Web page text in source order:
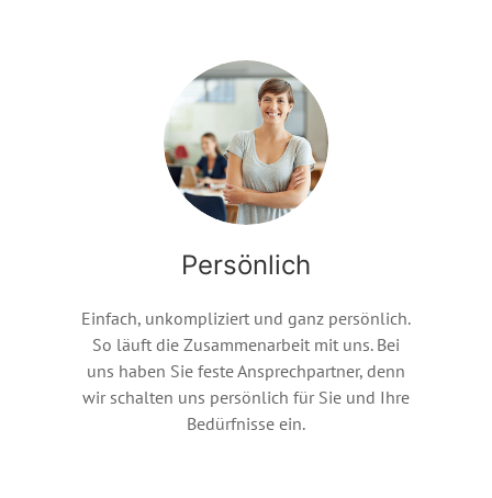
Persönlich
Einfach, unkompliziert und ganz persönlich.
So läuft die Zusammenarbeit mit uns. Bei
uns haben Sie feste Ansprechpartner, denn
wir schalten uns persönlich für Sie und Ihre
Bedürfnisse ein.